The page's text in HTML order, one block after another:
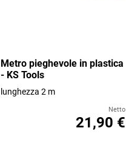
Metro pieghevole in plastica
- KS Tools
lunghezza 2 m
Netto
21,90 €